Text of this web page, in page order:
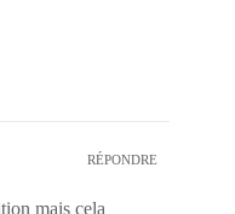
RÉPONDRE
mais cela